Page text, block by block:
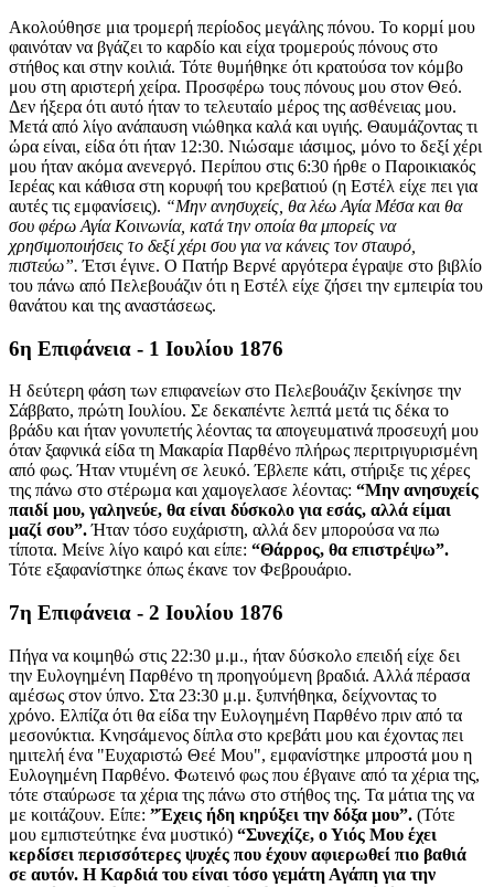
Ακολούθησε μια τρομερή περίοδος μεγάλης πόνου. Το κορμί μου
φαινόταν να βγάζει το καρδίο και είχα τρομερούς πόνους στο
στήθος και στην κοιλιά. Τότε θυμήθηκε ότι κρατούσα τον κόμβο
μου στη αριστερή χείρα. Προσφέρω τους πόνους μου στον Θεό.
Δεν ήξερα ότι αυτό ήταν το τελευταίο μέρος της ασθένειας μου.
Μετά από λίγο ανάπαυση νιώθηκα καλά και υγιής. Θαυμάζοντας τι
ώρα είναι, είδα ότι ήταν 12:30. Νιώσαμε ιάσιμος, μόνο το δεξί χέρι
μου ήταν ακόμα ανενεργό. Περίπου στις 6:30 ήρθε ο Παροικιακός
Ιερέας και κάθισα στη κορυφή του κρεβατιού (η Εστέλ είχε πει για
αυτές τις εμφανίσεις). “Μην ανησυχείς, θα λέω Αγία Μέσα και θα
σου φέρω Αγία Κοινωνία, κατά την οποία θα μπορείς να
χρησιμοποιήσεις το δεξί χέρι σου για να κάνεις τον σταυρό,
πιστεύω”. Έτσι έγινε. Ο Πατήρ Βερνέ αργότερα έγραψε στο βιβλίο
του πάνω από Πελεβουάζιν ότι η Εστέλ είχε ζήσει την εμπειρία του
θανάτου και της αναστάσεως.
6η Επιφάνεια - 1 Ιουλίου 1876
Η δεύτερη φάση των επιφανείων στο Πελεβουάζιν ξεκίνησε την
Σάββατο, πρώτη Ιουλίου. Σε δεκαπέντε λεπτά μετά τις δέκα το
βράδυ και ήταν γονυπετής λέοντας τα απογευματινά προσευχή μου
όταν ξαφνικά είδα τη Μακαρία Παρθένο πλήρως περιτριγυρισμένη
από φως. Ήταν ντυμένη σε λευκό. Έβλεπε κάτι, στήριξε τις χέρες
της πάνω στο στέρωμα και χαμογελασε λέοντας: “Μην ανησυχείς
παιδί μου, γαληνεύε, θα είναι δύσκολο για εσάς, αλλά είμαι
μαζί σου”.Ήταν τόσο ευχάριστη, αλλά δεν μπορούσα να πω
τίποτα. Μείνε λίγο καιρό και είπε: “Θάρρος, θα επιστρέψω”.
Τότε εξαφανίστηκε όπως έκανε τον Φεβρουάριο.
7η Επιφάνεια - 2 Ιουλίου 1876
Πήγα να κοιμηθώ στις 22:30 μ.μ., ήταν δύσκολο επειδή είχε δει
την Ευλογημένη Παρθένο τη προηγούμενη βραδιά. Αλλά πέρασα
αμέσως στον ύπνο. Στα 23:30 μ.μ. ξυπνήθηκα, δείχνοντας το
χρόνο. Ελπίζα ότι θα είδα την Ευλογημένη Παρθένο πριν από τα
μεσονύκτια. Κνησάμενος δίπλα στο κρεβάτι μου και έχοντας πει
ημιτελή ένα "Ευχαριστώ Θεέ Μου", εμφανίστηκε μπροστά μου η
Ευλογημένη Παρθένο. Φωτεινό φως που έβγαινε από τα χέρια της,
τότε σταύρωσε τα χέρια της πάνω στο στήθος της. Τα μάτια της να
με κοιτάζουν. Είπε: ”Έχεις ήδη κηρύξει την δόξα μου”. (Τότε
μου εμπιστεύτηκε ένα μυστικό) “Συνεχίζε, ο Υιός Μου έχει
κερδίσει περισσότερες ψυχές που έχουν αφιερωθεί πιο βαθιά
σε αυτόν. Η Καρδιά του είναι τόσο γεμάτη Αγάπη για την